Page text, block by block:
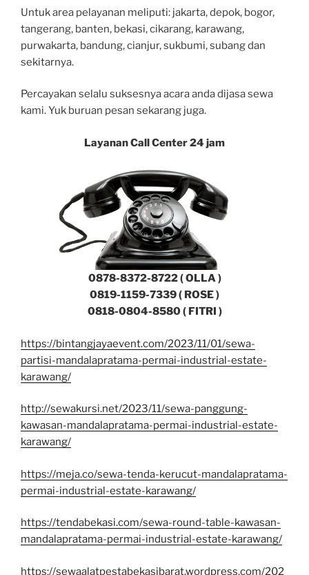
Untuk area pelayanan meliputi: jakarta, depok, bogor,
tangerang, banten, bekasi, cikarang, karawang,
purwakarta, bandung, cianjur, sukbumi, subang dan
sekitarnya.
Percayakan selalu suksesnya acara anda dijasa sewa
kami. Yuk buruan pesan sekarang juga.
Layanan Call Center 24 jam
0878-8372-8722 ( OLLA )
0819-1159-7339 ( ROSE )
0818-0804-8580 ( FITRI )
https://bintangjayaevent.com/2023/11/01/sewa-
partisi-mandalapratama-permai-industrial-estate-
karawang/
http://sewakursi.net/2023/11/sewa-panggung-
kawasan-mandalapratama-permai-industrial-estate-
karawang/
https://meja.co/sewa-tenda-kerucut-mandalapratama-
permai-industrial-estate-karawang/
https://tendabekasi.com/sewa-round-table-kawasan-
mandalapratama-permai-industrial-estate-karawang/
https://sewaalatpestabekasibarat.wordpress.com/202